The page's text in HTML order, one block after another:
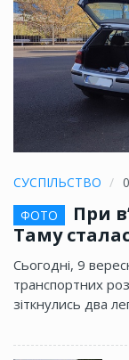
СУСПІЛЬСТВО
ФОТО
При
Таму
Сьогодні, 9
транспортних
зіткнулись два